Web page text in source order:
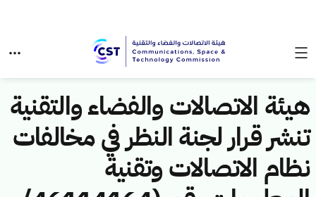
هيئة الاتصالات والفضاء والتقنية
تنشر قرار لجنة النظر في مخالفات
نظام الاتصالات وتقنية